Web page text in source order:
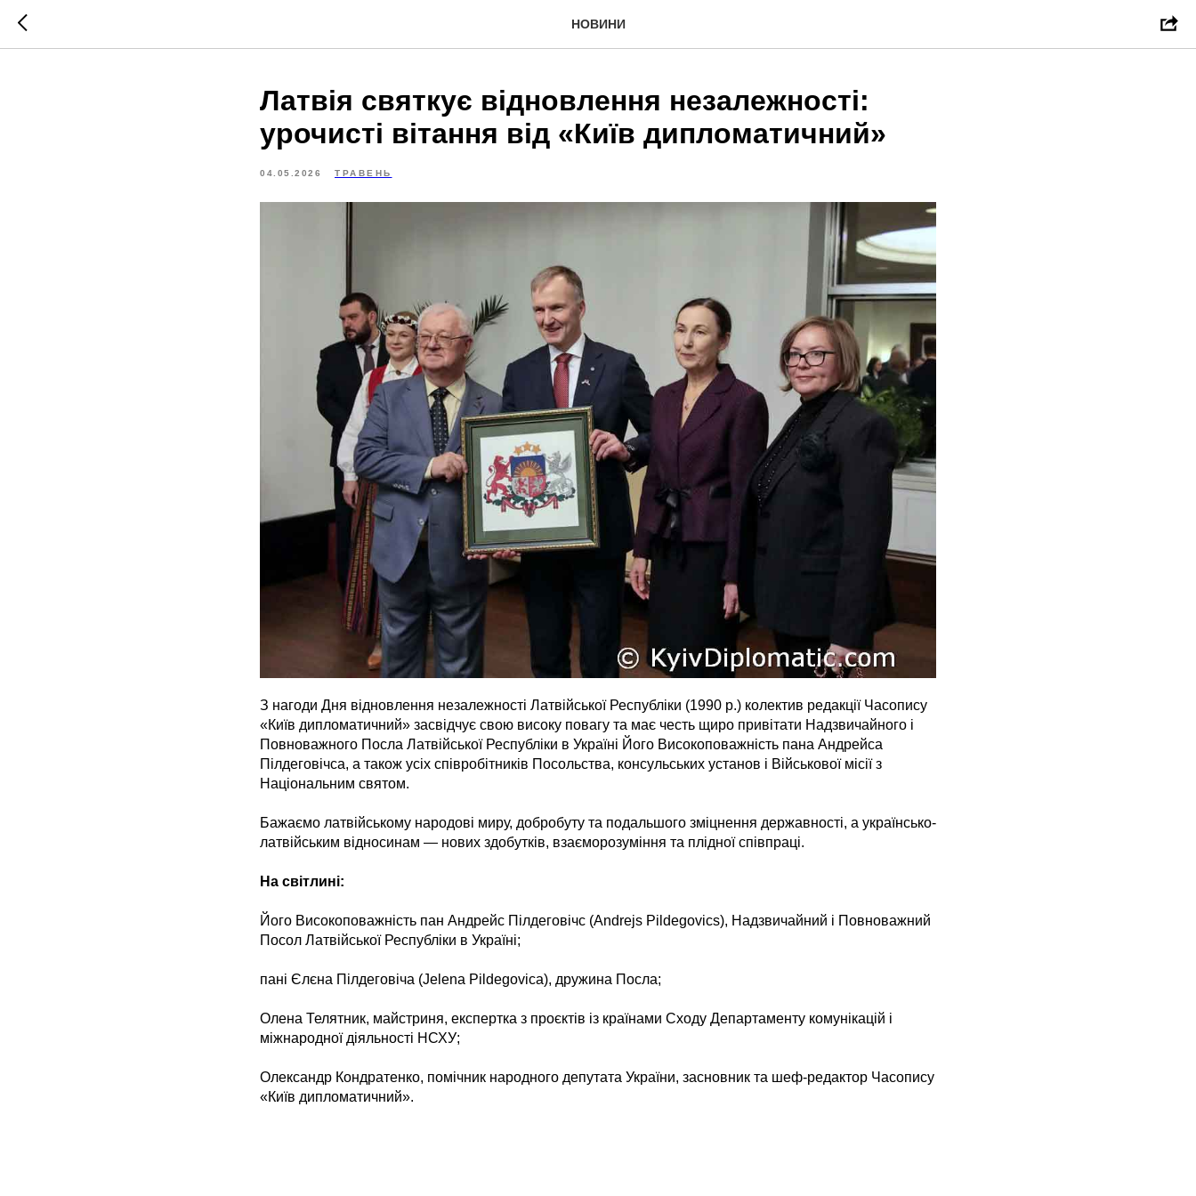
НОВИНИ
Латвія святкує відновлення незалежності:
урочисті вітання від «Київ дипломатичний»
04.05.2026 ТРАВЕНЬ
З нагоди Дня відновлення незалежності Латвійської Республіки (1990 р.) колектив редакції Часопису
«Київ дипломатичний» засвідчує свою високу повагу та має честь щиро привітати Надзвичайного і
Повноважного Посла Латвійської Республіки в Україні Його Високоповажність пана Андрейса
Пілдеговічса, а також усіх співробітників Посольства, консульських установ і Військової місії з
Національним святом.
Бажаємо латвійському народові миру, добробуту та подальшого зміцнення державності, а українсько-
латвійським відносинам — нових здобутків, взаєморозуміння та плідної співпраці.
На світлині:
Його Високоповажність пан Андрейс Пілдеговічс (Andrejs Pildegovics), Надзвичайний і Повноважний
Посол Латвійської Республіки в Україні;
пані Єлєна Пілдеговіча (Jelena Pildegovica), дружина Посла;
Олена Телятник, майстриня, експертка з проєктів із країнами Сходу Департаменту комунікацій і
міжнародної діяльності НСХУ;
Олександр Кондратенко, помічник народного депутата України, засновник та шеф-редактор Часопису
«Київ дипломатичний».